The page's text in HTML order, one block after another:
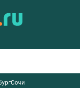
Сочи